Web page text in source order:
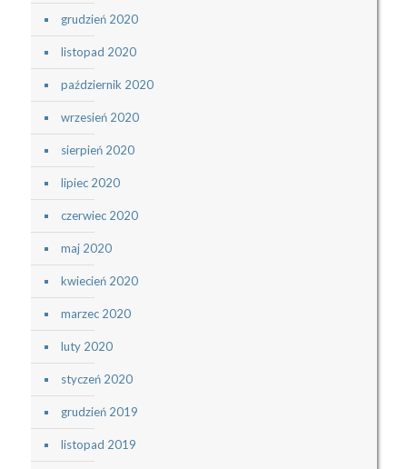
grudzień 2020
listopad 2020
październik 2020
wrzesień 2020
sierpień 2020
lipiec 2020
czerwiec 2020
maj 2020
kwiecień 2020
marzec 2020
luty 2020
styczeń 2020
grudzień 2019
listopad 2019